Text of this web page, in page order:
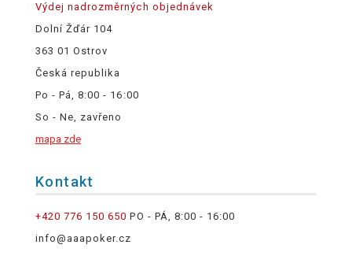
Výdej nadrozměrných objednávek
Dolní Žďár 104
363 01 Ostrov
Česká republika
Po - Pá, 8:00 - 16:00
So - Ne, zavřeno
mapa zde
Kontakt
+420 776 150 650 PO - PÁ, 8:00 - 16:00
info@aaapoker.cz